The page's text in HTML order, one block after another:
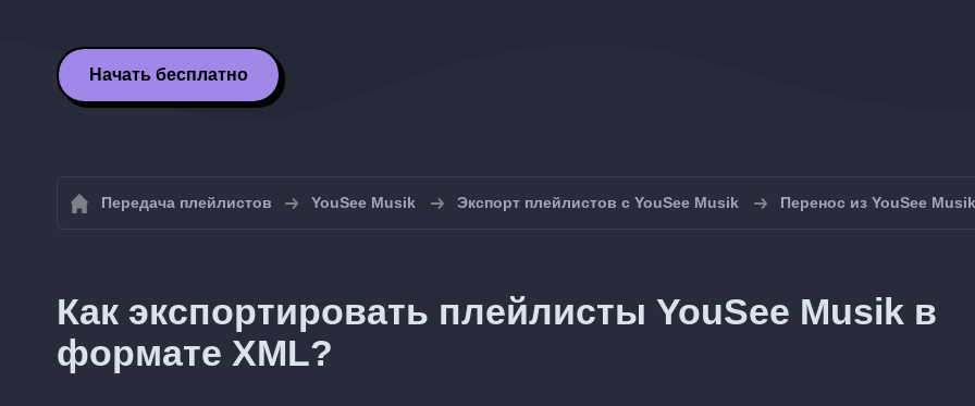
Начать бесплатно
Передача плейлистов YouSee Musik Экспорт плейлистов с YouSee Musik Перенос из YouSee
Как экспортировать плейлисты YouSee Musik в
формате XML?